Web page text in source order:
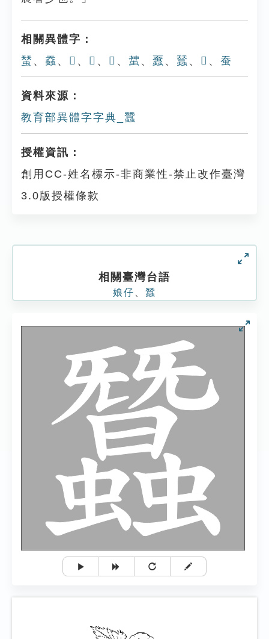
相關異體字：
蝅 、 䗞 、 𧑯 、 𧉏 、 𧌩 、 䗝 、 䘉 、 蠺 、 𧕽 、 蚕
資料來源：
教育部異體字字典_蠶
授權資訊：
創用CC-姓名標示-非商業性-禁止改作臺灣
3.0版授權條款
相關臺灣台語
娘仔 蠶